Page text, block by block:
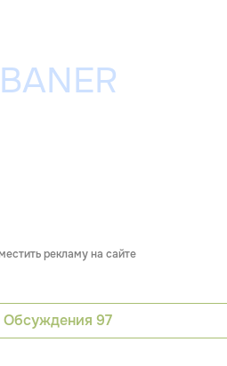
рекламу на сайте
Обсуждения 97